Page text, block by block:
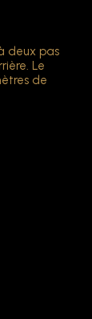
deux pas
Le
de